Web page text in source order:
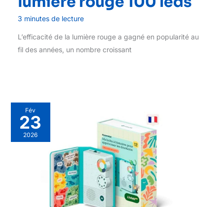
3 minutes de lecture
L’efficacité de la lumière rouge a gagné en popularité au
fil des années, un nombre croissant
Fév
23
2026